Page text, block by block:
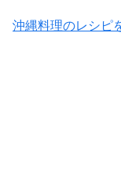
沖縄料理のレシピ